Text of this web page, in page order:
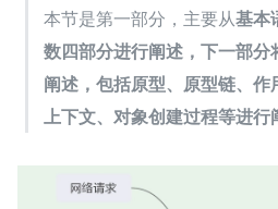
本节是第一部分，主要从基本
数四部分进行阐述，下一部
阐述，包括原型、原型链、
上下文、对象创建过程等进行